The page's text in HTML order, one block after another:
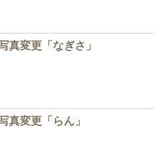
真変更「なぎさ」
真変更「らん」